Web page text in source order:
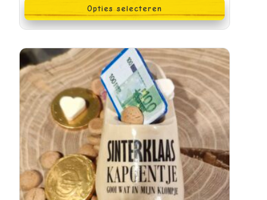
Opties selecteren
product
heeft
meerdere
variaties.
optie
kan
gekozen
worden
op
de
productpagina